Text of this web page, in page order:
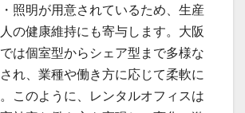
照明が用意されているため、生産
の健康維持にも寄与します。大阪
は個室型からシェア型まで多様な
れ、業種や働き方に応じて柔軟に
このように、レンタルオフィスは